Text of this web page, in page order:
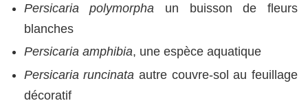
Persicaria polymorpha un buisson de fleurs
blanches
Persicaria amphibia, une espèce aquatique
Persicaria runcinata autre couvre-sol au feuillage
décoratif